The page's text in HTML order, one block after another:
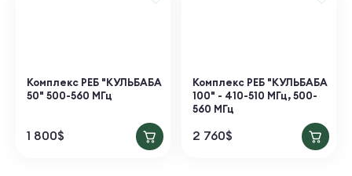
Комплекс РЕБ "КУЛЬБАБА
50" 500-560 МГц
1 800$
Комплекс РЕБ "КУЛЬБАБА
100" - 410-510 МГц, 500-
560 МГц
2 760$